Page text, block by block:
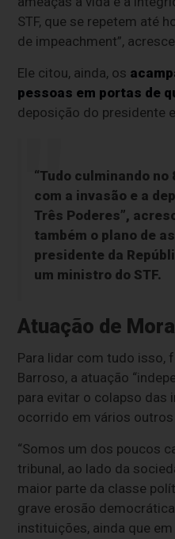
STF, que se repetem até
de impeachment”,
Ele citou, ainda, os
pessoas em portas de
deposição do presidente
“Tudo culminando no
com a invasão e a
Três Poderes”,
também o plano de
presidente da
um ministro do STF.
Atuação de
Para lidar com tudo isso,
Barroso, a atuação
para evitar o colapso das
ocorrido em vários outros
“Somos um dos poucos
tribunal, ao lado da
maior parte da classe
grave erosão
instituições, ainda que